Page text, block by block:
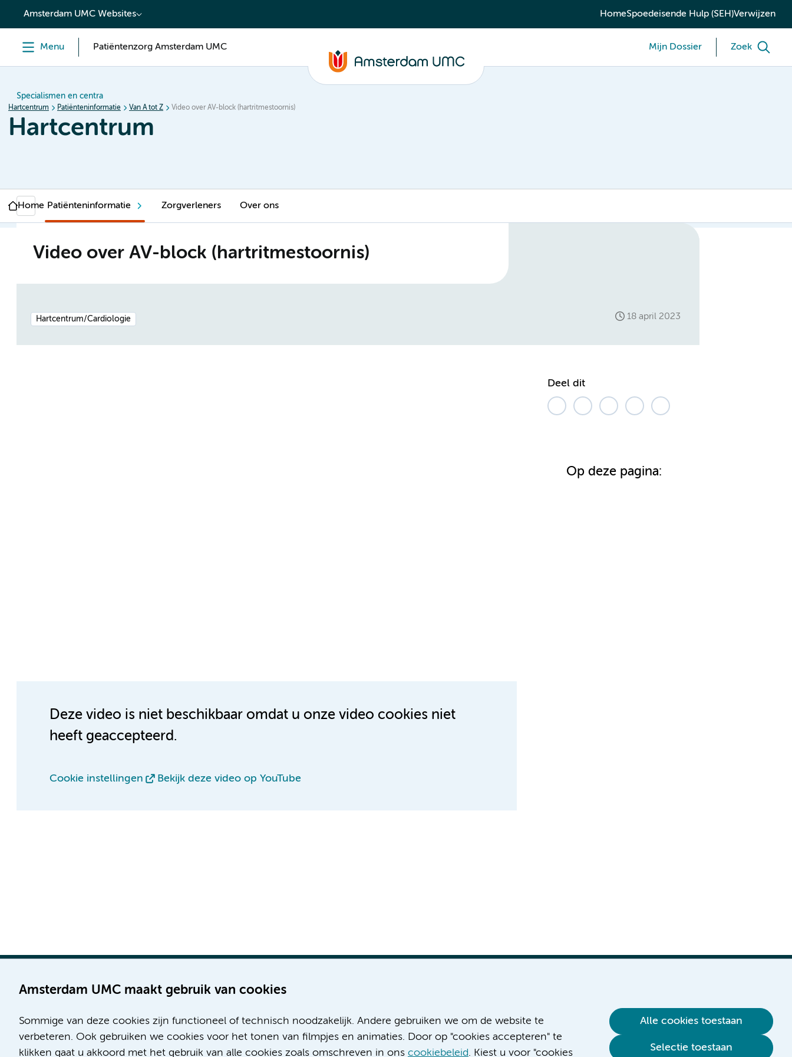
content
Amsterdam UMC Websites HomeSpoedeisende Hulp (SEH)Verwijzen
Menu Patiëntenzorg Amsterdam UMC Mijn Dossier Zoek
Specialismen en centra
Hartcentrum Patiënteninformatie Van A tot Z Video over AV-block (hartritmestoornis)
Hartcentrum
Home Patiënteninformatie Zorgverleners Over ons
Video over AV-block (hartritmestoornis)
Hartcentrum/Cardiologie 18 april 2023
Deze video is niet beschikbaar omdat u onze video cookies niet
heeft geaccepteerd.
Cookie instellingen Bekijk deze video op YouTube
Deel dit
Op deze pagina:
Amsterdam UMC maakt gebruik van cookies
Sommige van deze cookies zijn functioneel of technisch noodzakelijk. Andere gebruiken we om de website te
verbeteren. Ook gebruiken we cookies voor het tonen van filmpjes en animaties. Door op "cookies accepteren" te
klikken gaat u akkoord met het gebruik van alle cookies zoals omschreven in ons cookiebeleid. Kiest u voor "cookies
Alle cookies toestaan
Selectie toestaan
Locatie AMC
Meibergdreef 9
Locatie VUmc
De Boelelaan 1117
Meer Amsterdam UMC websites:
Verwijzen & diagnostiek